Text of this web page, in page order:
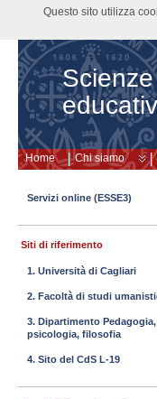
Home Chi siamo
Servizi online (ESSE3)
Siti di riferimento
1. Università di Cagliari
2. Facoltà di studi
3. Dipartimento Pedagogia,
psicologia, filosofia
4. Sito del CdS L-19
Questo sito utilizza